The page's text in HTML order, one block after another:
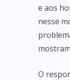
e aos
nesse
O